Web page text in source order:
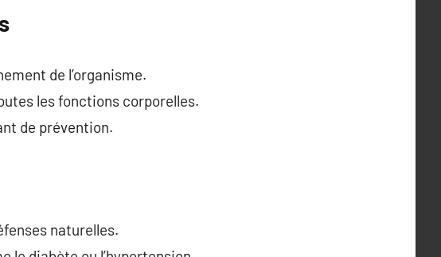
de l’organisme.
les fonctions corporelles.
de prévention.
naturelles.